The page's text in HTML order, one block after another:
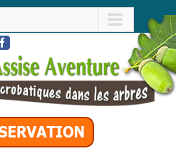
Facebook